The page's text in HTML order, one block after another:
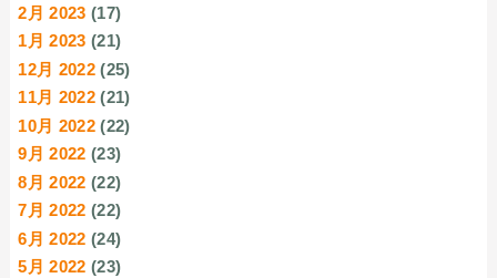
2月 2023 (17)
1月 2023 (21)
12月 2022 (25)
11月 2022 (21)
10月 2022 (22)
9月 2022 (23)
8月 2022 (22)
7月 2022 (22)
6月 2022 (24)
5月 2022 (23)